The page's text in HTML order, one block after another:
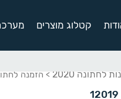
קטלוג מוצרים
לחתונה 2020 > הזמנה